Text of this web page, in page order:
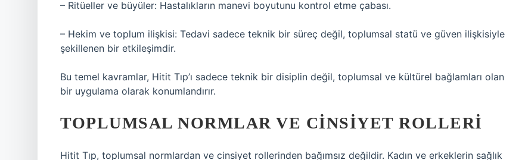
– Ritüeller ve büyüler: Hastalıkların manevi boyutunu kontrol etme çabası.
– Hekim ve toplum ilişkisi: Tedavi sadece teknik bir süreç değil, toplumsal statü ve güven ilişkisiyle
şekillenen bir etkileşimdir.
Bu temel kavramlar, Hitit Tıp’ı sadece teknik bir disiplin değil, toplumsal ve kültürel bağlamları olan
bir uygulama olarak konumlandırır.
TOPLUMSAL NORMLAR VE CINSIYET ROLLERI
Hitit Tıp, toplumsal normlardan ve cinsiyet rollerinden bağımsız değildir. Kadın ve erkeklerin sağlık